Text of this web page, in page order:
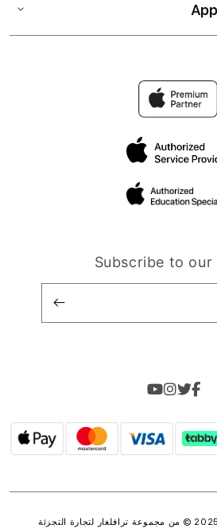
Subscribe to our
ترافلغار لتجارة التجزئة